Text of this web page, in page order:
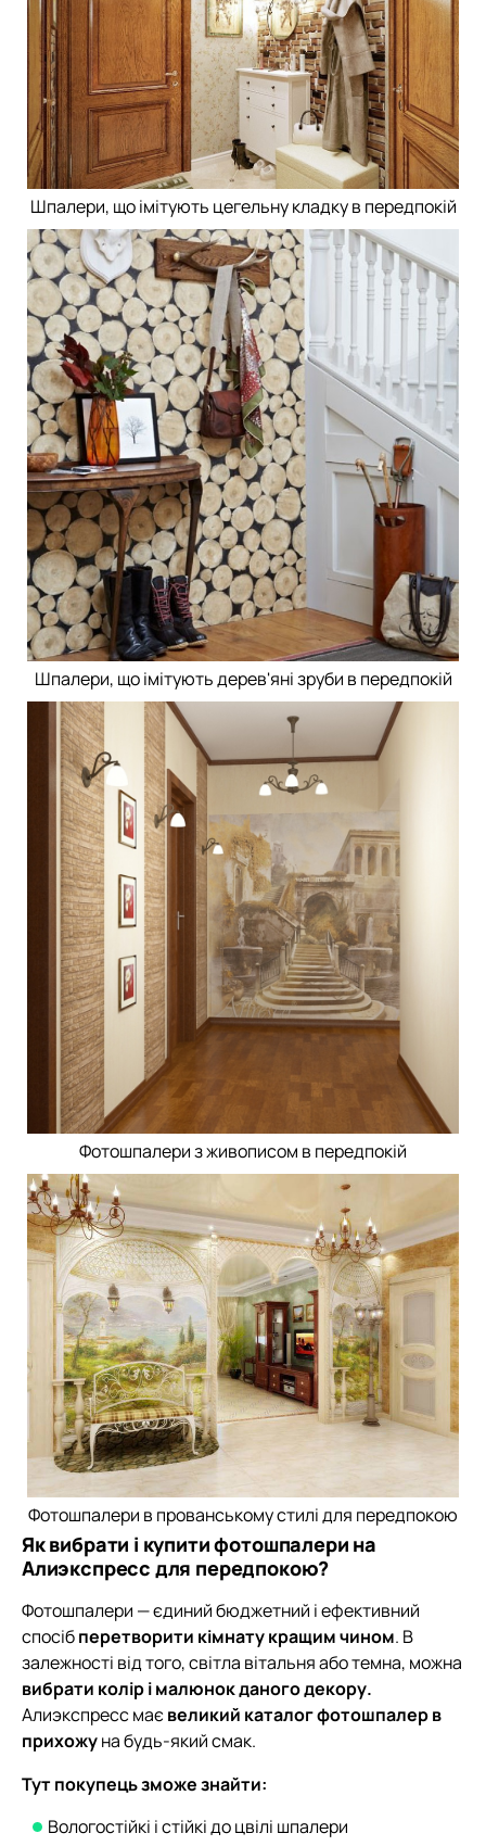
Шпалери, що імітують цегельну кладку в передпокій
Шпалери, що імітують дерев'яні зруби в передпокій
Фотошпалери з живописом в передпокій
Фотошпалери в прованському стилі для передпокою
Як вибрати і купити фотошпалери на
Алиэкспресс для передпокою?
Фотошпалери — єдиний бюджетний і ефективний
спосібперетворити кімнату кращим чином. В
залежності від того, світла вітальня або темна, можна
вибрати колір і малюнок даного декору.
Алиэкспресс маєвеликий каталог фотошпалер в
прихожуна будь-який смак.
Тут покупець зможе знайти:
Вологостійкі і стійкі до цвілі шпалери